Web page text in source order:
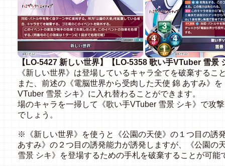
【LO-5427 新しい世界】【LO-5358 歌い手VTuber 雪景
《新しい世界》は登場しているキャラ全てを破棄する
また、前述の《電脳世界から受肉した天使 錦 あすみ》
VTuber 雪景 シキ》に入れ替わることができます。
場のキャラを一掃して《歌い手VTuber 雪景 シキ》で攻
でしょう。
※《新しい世界》を使うと《公園の天使》の１つ目の誘
あすみ》の２つ目の誘発能力が誘発しますが、《公園の
雪景 シキ》を登場するための手札を破棄することが可能